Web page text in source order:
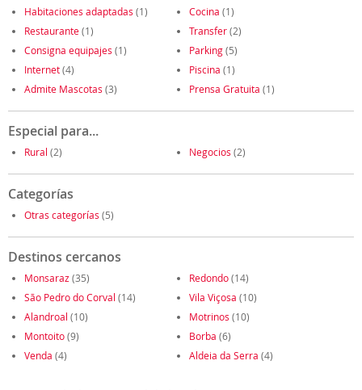
Habitaciones adaptadas (1) Cocina (1)
Restaurante(1) Transfer(2)
Consigna equipajes (1) Parking(5)
Internet(4) Piscina (1)
Admite Mascotas (3) Prensa Gratuita (1)
Especial para...
Rural (2) Negocios (2)
Categorías
Otras categorías (5)
Destinos cercanos
Monsaraz (35) Redondo(14)
São Pedro do Corval (14) Vila Viçosa (10)
Alandroal (10) Motrinos (10)
Montoito(9) Borba (6)
Venda (4) Aldeia da Serra (4)